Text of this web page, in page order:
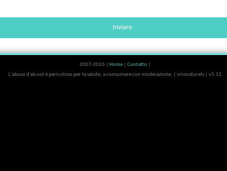
Inviare
2007-2026 | Home Contatto
L'abuso d'alcool è pericoloso per la salute, a consumare con moderazione. | vinsnaturels | v3.12